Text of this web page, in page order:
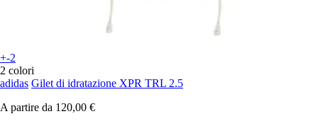
+-2
2 colori
adidas Gilet di idratazione XPR TRL 2.5
A partire da 120,00 €